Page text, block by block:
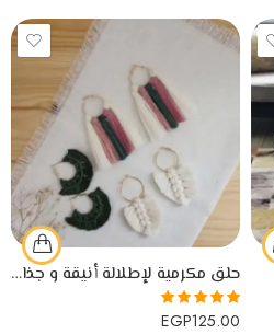
حلق مكرمية لإطلالة أنيقة و جذابة لكل المناسبات
تم التقييمEGP125.00